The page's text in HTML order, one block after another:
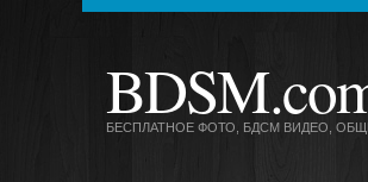
БЕСПЛАТНОЕ ФОТО, БДСМ ВИДЕО ,